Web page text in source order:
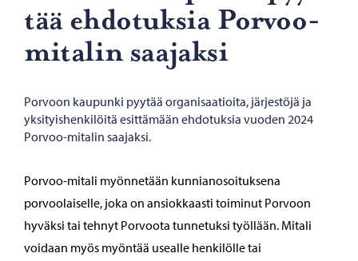
tää eh­do­tuk­sia Porvoo-​
mitalin saa­jak­si
Porvoon kaupunki pyytää organisaatioita, järjestöjä ja
yksityishenkilöitä esittämään ehdotuksia vuoden 2024
Porvoo-mitalin saajaksi.
Porvoo-mitali myönnetään kunnianosoituksena
porvoolaiselle, joka on ansiokkaasti toiminut Porvoon
hyväksi tai tehnyt Porvoota tunnetuksi työllään. Mitali
voidaan myös myöntää usealle henkilölle tai